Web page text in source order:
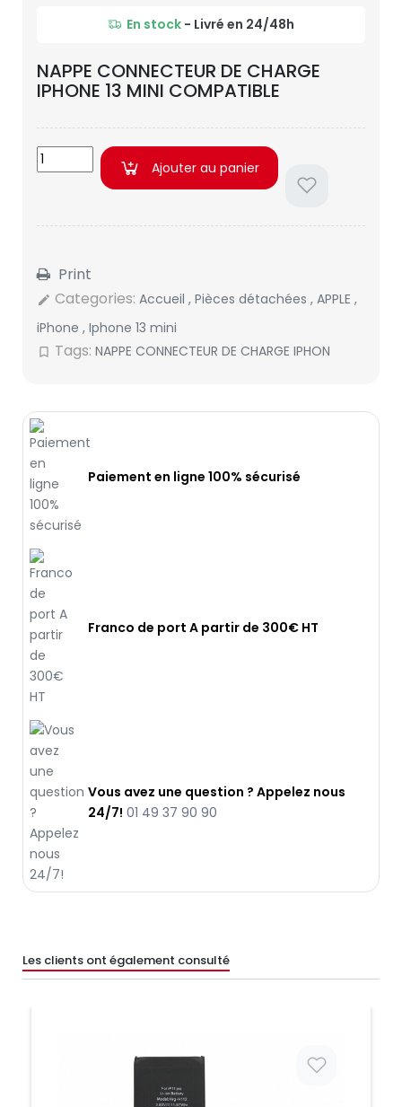
En stock - Livré en 24/48h
NAPPE CONNECTEUR DE CHARGE
IPHONE 13 MINI COMPATIBLE
Ajouter au panier
Print
edit Categories: Accueil , Pièces détachées , APPLE ,
iPhone , Iphone 13 mini
bookmark_border Tags: NAPPE CONNECTEUR DE CHARGE IPHON
Paiement en ligne 100% sécurisé
Franco de port A partir de 300€ HT
Vous avez une question ? Appelez nous
24/7! 01 49 37 90 90
Les clients ont également consulté